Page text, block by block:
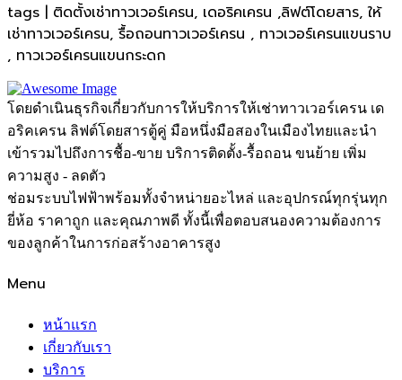
tags | ติดตั้งเช่าทาวเวอร์เครน, เดอริคเครน ,ลิฟต์โดยสาร, ให้
เช่าทาวเวอร์เครน, รื้อถอนทาวเวอร์เครน , ทาวเวอร์เครนแขนราบ
, ทาวเวอร์เครนแขนกระดก
โดยดำเนินธุรกิจเกี่ยวกับการให้บริการให้เช่าทาวเวอร์เครน เด
อริคเครน ลิฟต์โดยสารตู้คู่ มือหนึ่งมือสองในเมืองไทยและนำ
เข้ารวมไปถึงการชื้อ-ขาย บริการติดตั้ง-รื้อถอน ขนย้าย เพิ่ม
ความสูง - ลดตัว
ช่อมระบบไฟฟ้าพร้อมทั้งจำหน่ายอะไหล่ และอุปกรณ์ทุกรุ่นทุก
ยี่ห้อ ราคาถูก และคุณภาพดี ทั้งนี้เพื่อตอบสนองความต้องการ
ของลูกค้าในการก่อสร้างอาคารสูง
Menu
หน้าแรก
เกี่ยวกับเรา
บริการ